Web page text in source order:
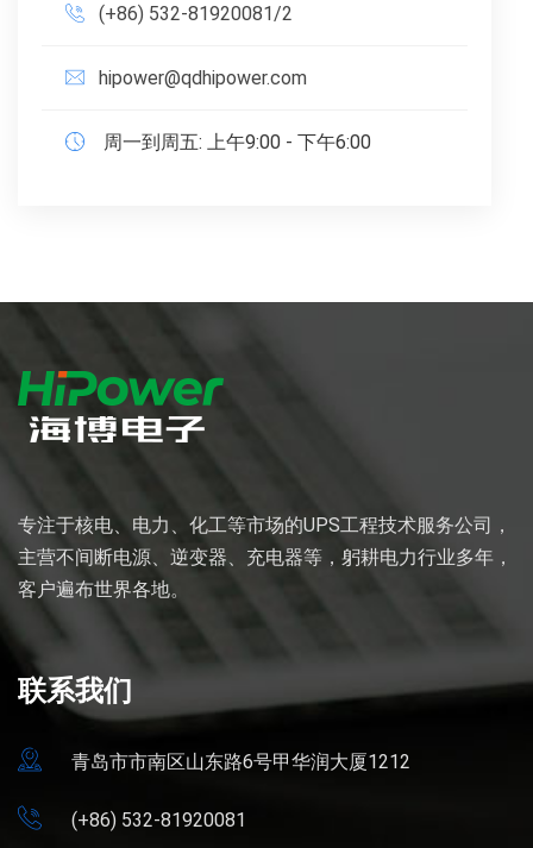
(+86) 532-81920081/2
hipower@qdhipower.com
周一到周五: 上午9:00 - 下午6:00
专注于核电、电力、化工等市场的UPS工程技术服务公司，
主营不间断电源、逆变器、充电器等，躬耕电力行业多年，
客户遍布世界各地。
联系我们
青岛市市南区山东路6号甲华润大厦1212
(+86) 532-81920081